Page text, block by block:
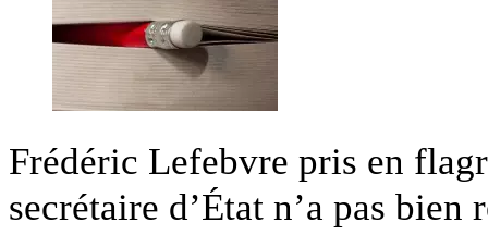
Frédéric Lefebvre pris en
secrétaire d’État n’a pas